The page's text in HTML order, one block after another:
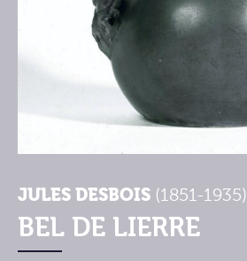
JULES DESBOIS (1851-1935)
BEL DE LIERRE